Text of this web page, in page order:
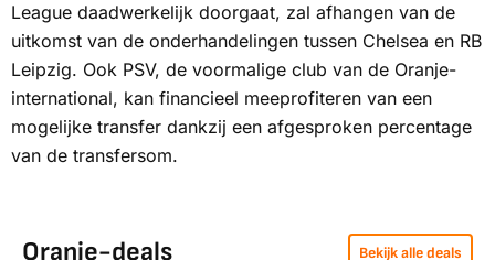
League daadwerkelijk doorgaat, zal afhangen van de
uitkomst van de onderhandelingen tussen Chelsea en RB
Leipzig. Ook PSV, de voormalige club van de Oranje-
international, kan financieel meeprofiteren van een
mogelijke transfer dankzij een afgesproken percentage
van de transfersom.
Oranje-deals Bekijk alle deals